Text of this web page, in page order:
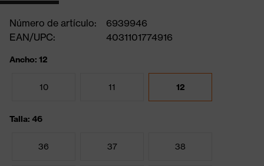
Número de artículo:
6939946
EAN/UPC:
4031101774916
Ancho: 12
10 11 12
Talla: 46
36 37 38